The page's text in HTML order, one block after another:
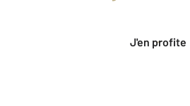
J'en profite